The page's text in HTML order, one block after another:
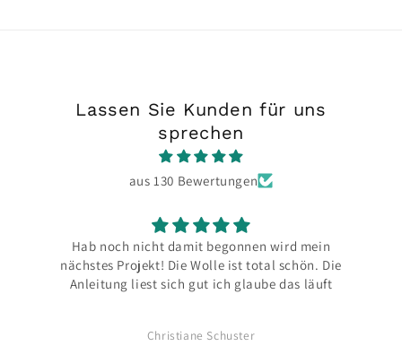
Lassen Sie Kunden für uns
sprechen
aus 130 Bewertungen
damit begonnen wird mein
Die Wolle ist total schön. Die
sich gut ich glaube das läuft
Bin jedes Mal aufs Neue
und das Paket sehr